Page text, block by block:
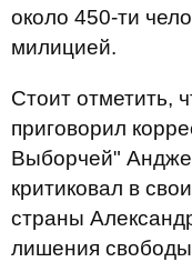
около 450-ти
милицией.
Стоит отметить,
приговорил
Выборчей"
критиковал в
страны
лишения свободы